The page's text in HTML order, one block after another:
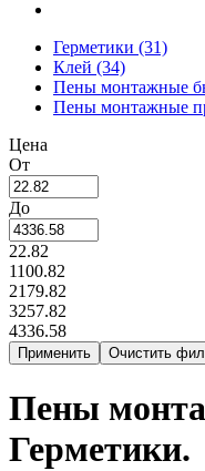
Герметики (31)
Клей (34)
Пены монтажные
Пены монтажные
Цена
От
До
22.82
1100.82
2179.82
3257.82
4336.58
Пены
Герметики.